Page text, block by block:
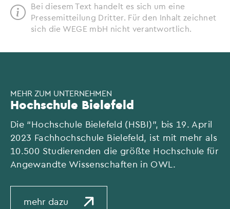
Bei diesem Text handelt es sich um eine
Pressemitteilung Dritter. Für den Inhalt zeichnet
sich die WEGE mbH nicht verantwortlich.
MEHR ZUM UNTERNEHMEN
Hochschule Bielefeld
Die “Hochschule Bielefeld (HSBI)”, bis 19. April
2023 Fachhochschule Bielefeld, ist mit mehr als
10.500 Studierenden die größte Hochschule für
Angewandte Wissenschaften in OWL.
mehr dazu